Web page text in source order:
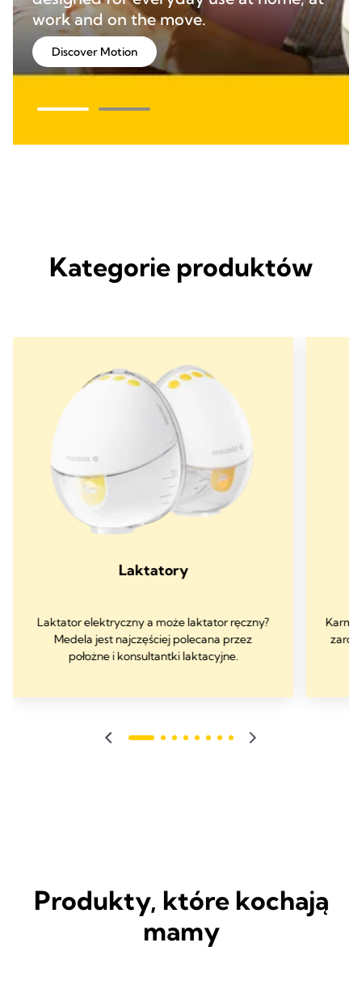
work and on the move.
Discover Motion
Kategorie produktów
Laktatory
Laktator elektryczny a może laktator ręczny?
Medela jest najczęściej polecana przez
położne i konsultantki laktacyjne.
Produkty, które kochają
mamy